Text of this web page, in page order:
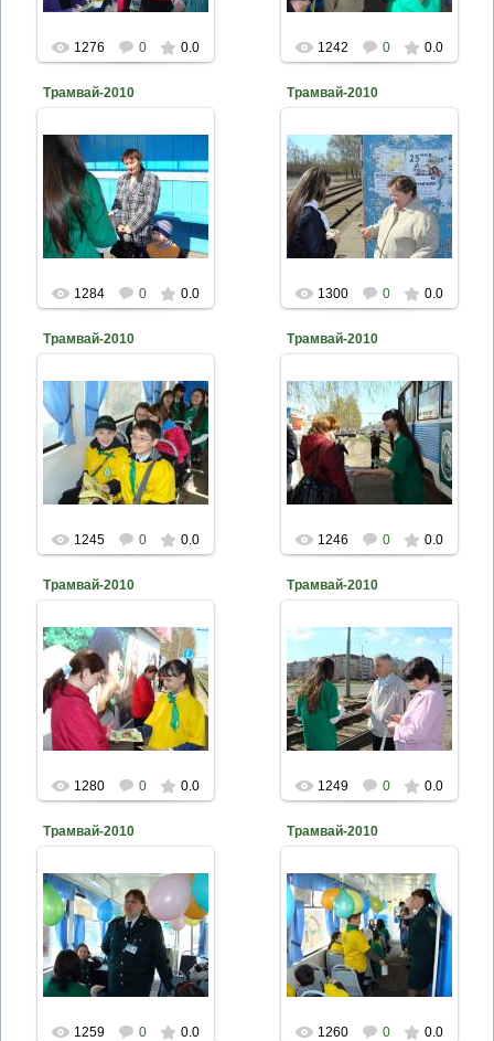
1276 0 0.0 1242 0 0.0
Трамвай-2010
2010-04-26
naturalist
1284 0 0.0
Трамвай-2010
2010-04-26
naturalist
1300 0 0.0
Трамвай-2010
2010-04-26
naturalist
1245 0 0.0
Трамвай-2010
2010-04-26
naturalist
1246 0 0.0
Трамвай-2010
2010-04-26
naturalist
1280 0 0.0
Трамвай-2010
2010-04-26
naturalist
1249 0 0.0
Трамвай-2010
2010-04-26
naturalist
1259 0 0.0
Трамвай-2010
2010-04-26
naturalist
1260 0 0.0